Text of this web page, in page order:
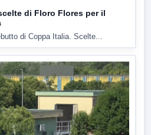
di Floro Flores per il
di Coppa Italia. Scelte...